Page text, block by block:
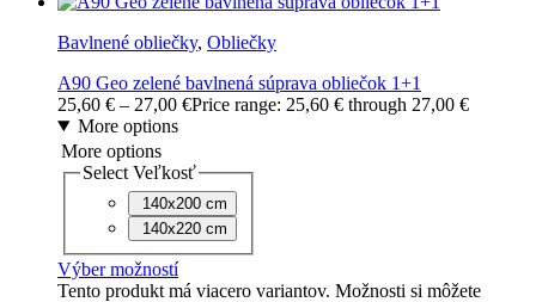
Bavlnené obliečky, Obliečky
A90 Geo zelené bavlnená súprava obliečok 1+1
25,60 € – 27,00 €Price range: 25,60 € through 27,00 €
More options
More options
Select Veľkosť
140x200 cm
140x220 cm
Výber možností
Tento produkt má viacero variantov. Možnosti si môžete